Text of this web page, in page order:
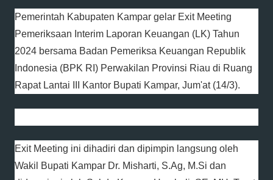
Pemerintah Kabupaten Kampar gelar Exit Meeting
Pemeriksaan Interim Laporan Keuangan (LK) Tahun
2024 bersama Badan Pemeriksa Keuangan Republik
Indonesia (BPK RI) Perwakilan Provinsi Riau di Ruang
Rapat Lantai III Kantor Bupati Kampar, Jum'at (14/3).
Exit Meeting ini dihadiri dan dipimpin langsung oleh
Wakil Bupati Kampar Dr. Misharti, S.Ag, M.Si dan